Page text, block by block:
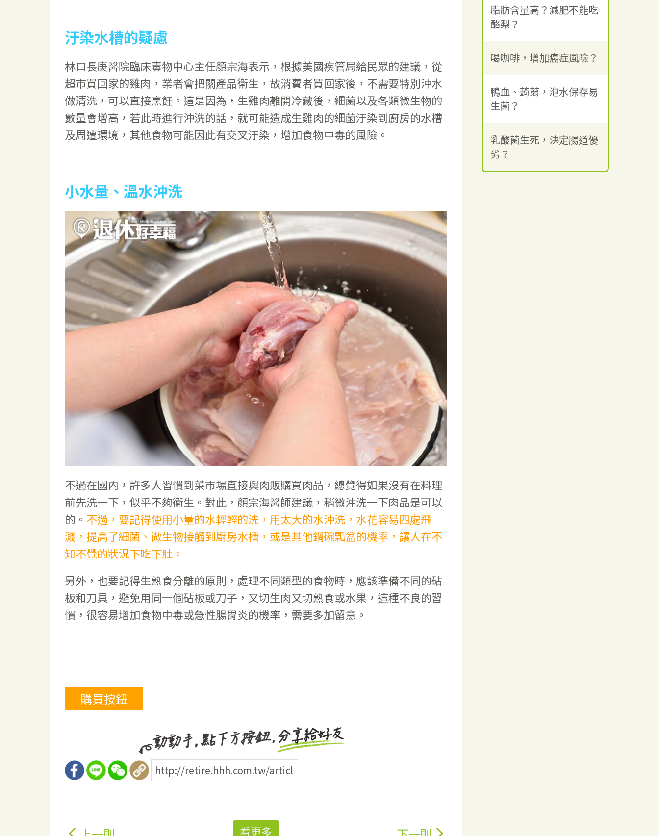
汙染水槽的疑慮
林口長庚醫院臨床毒物中心主任顏宗海表示，根據美國疾管局給民眾的建議，從
超市買回家的雞肉，業者會把關產品衛生，故消費者買回家後，不需要特別沖水
做清洗，可以直接烹飪。這是因為，生雞肉離開冷藏後，細菌以及各類微生物的
數量會增高，若此時進行沖洗的話，就可能造成生雞肉的細菌汙染到廚房的水槽
及周遭環境，其他食物可能因此有交叉汙染，增加食物中毒的風險。
小水量、溫水沖洗
不過在國內，許多人習慣到菜市場直接與肉販購買肉品，總覺得如果沒有在料理
前先洗一下，似乎不夠衛生。對此，顏宗海醫師建議，稍微沖洗一下肉品是可以
的。 不過，要記得使用小量的水輕輕的洗，用太大的水沖洗，水花容易四處飛
濺，提高了細菌、微生物接觸到廚房水槽，或是其他鍋碗瓢盆的機率，讓人在不
知不覺的狀況下吃下肚。
另外，也要記得生熟食分離的原則，處理不同類型的食物時，應該準備不同的砧
板和刀具，避免用同一個砧板或刀子，又切生肉又切熟食或水果，這種不良的習
慣，很容易增加食物中毒或急性腸胃炎的機率，需要多加留意。
購買按鈕
看更多
脂肪含量高？減肥不能吃
酪梨？
喝咖啡，增加癌症風險？
鴨血、蒟蒻，泡水保存易
生菌？
乳酸菌生死，決定腸道優
劣？